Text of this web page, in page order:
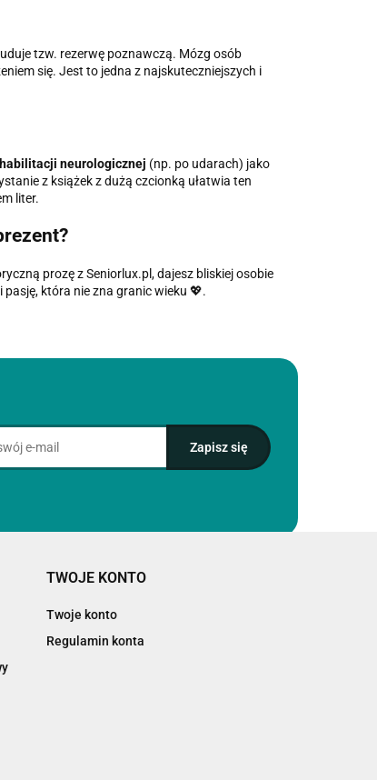
tzw. rezerwę poznawczą. Mózg osób
się. Jest to jedna z najskuteczniejszych i
neurologicznej (np. po udarach) jako
z książek z dużą czcionką ułatwia ten
liter.
prozę z Seniorlux.pl, dajesz bliskiej osobie
i pasję, która nie zna granic wieku 💖.
TWOJE KONTO
Twoje konto
Regulamin konta